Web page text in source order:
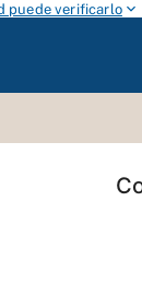
puede verificarlo